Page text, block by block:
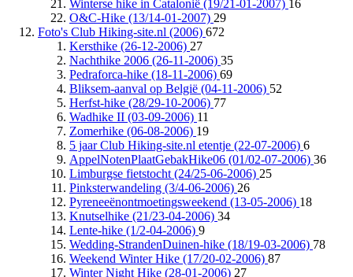
Winterse hike in Catalonië (19/21-01-2007) 16
O&C-Hike (13/14-01-2007) 29
Foto's Club Hiking-site.nl (2006) 672
Kersthike (26-12-2006) 27
Nachthike 2006 (26-11-2006) 35
Pedraforca-hike (18-11-2006) 69
Bliksem-aanval op België (04-11-2006) 52
Herfst-hike (28/29-10-2006) 77
Wadhike II (03-09-2006) 11
Zomerhike (06-08-2006) 19
5 jaar Club Hiking-site.nl etentje (22-07-2006) 6
AppelNotenPlaatGebakHike06 (01/02-07-2006) 36
Limburgse fietstocht (24/25-06-2006) 25
Pinksterwandeling (3/4-06-2006) 26
Pyreneeënontmoetingsweekend (13-05-2006) 18
Knutselhike (21/23-04-2006) 34
Lente-hike (1/2-04-2006) 9
Wedding-StrandenDuinen-hike (18/19-03-2006) 78
Weekend Winter Hike (17/20-02-2006) 87
Winter Night Hike (28-01-2006) 27